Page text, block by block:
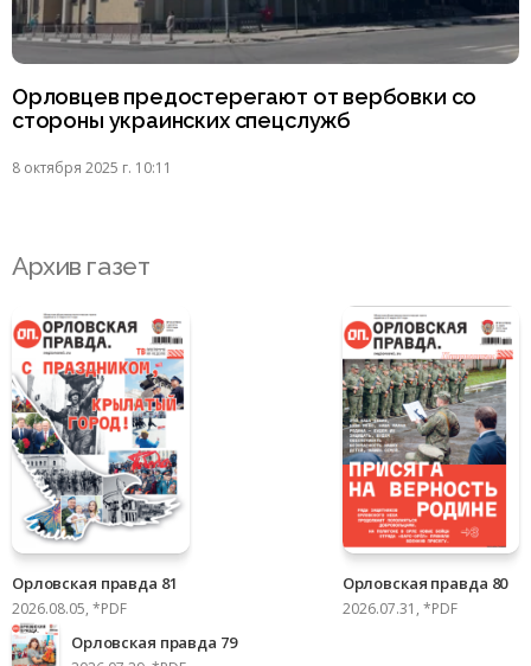
Орловцев предостерегают от вербовки со
стороны украинских спецслужб
8 октября 2025 г. 10:11
Архив газет
Орловская правда 81
2026.08.05, *PDF
Орловская правда 80
2026.07.31, *PDF
Орловская правда 79